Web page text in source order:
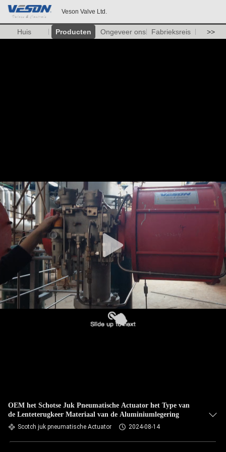
Veson Valve Ltd.
Huis Producten Ongeveer ons Fabrieksreis >>
OEM het Schotse Juk Pneumatische Actuator het Type van
de Lenteterugkeer Materiaal van de Aluminiumlegering
Scotch juk pneumatische Actuator 2024-08-14